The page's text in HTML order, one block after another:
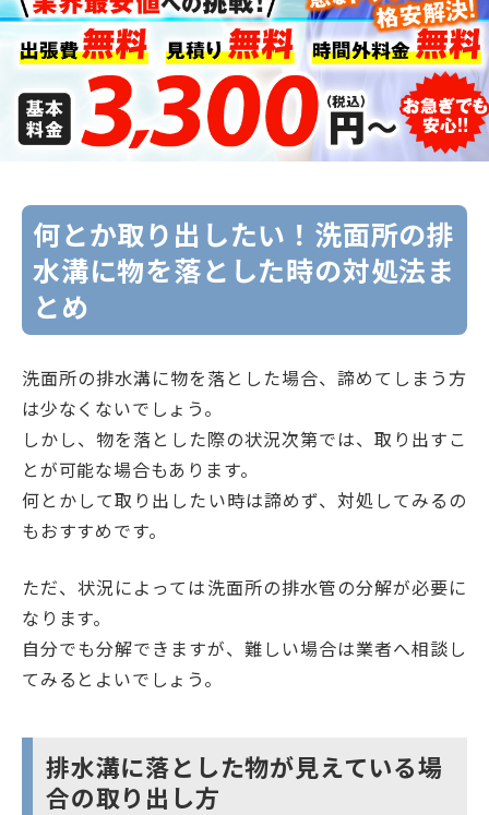
何とか取り出したい！洗面所の排
水溝に物を落とした時の対処法ま
とめ
洗面所の排水溝に物を落とした場合、諦めてしまう方
は少なくないでしょう。
しかし、物を落とした際の状況次第では、取り出すこ
とが可能な場合もあります。
何とかして取り出したい時は諦めず、対処してみるの
もおすすめです。
ただ、状況によっては洗面所の排水管の分解が必要に
なります。
自分でも分解できますが、難しい場合は業者へ相談し
てみるとよいでしょう。
排水溝に落とした物が見えている場
合の取り出し方